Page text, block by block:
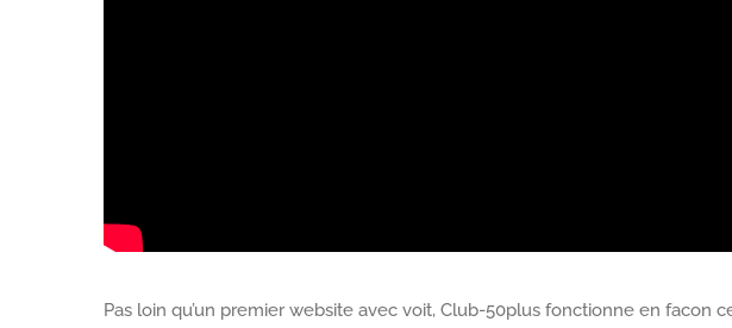
Pas loin qu’un premier website avec voit, Club-50plus fonctionne en facon